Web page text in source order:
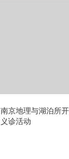
南京地理与湖泊所
义诊活动